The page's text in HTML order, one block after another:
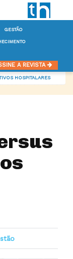
GESTÃO
A REVISTA
HOSPITALARES